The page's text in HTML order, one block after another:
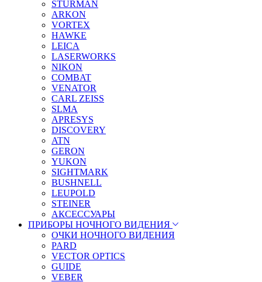
STURMAN
ARKON
VORTEX
HAWKE
LEICA
LASERWORKS
NIKON
COMBAT
VENATOR
CARL ZEISS
SLMA
APRESYS
DISCOVERY
ATN
GERON
YUKON
SIGHTMARK
BUSHNELL
LEUPOLD
STEINER
АКСЕССУАРЫ
ПРИБОРЫ НОЧНОГО ВИДЕНИЯ
ОЧКИ НОЧНОГО ВИДЕНИЯ
PARD
VECTOR OPTICS
GUIDE
VEBER